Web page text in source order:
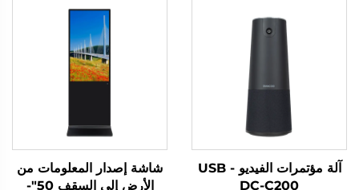
آلة مؤتمرات الفيديو USB -
DC-C200
شاشة إصدار المعلومات من
الأرض إلى السقف 50"-